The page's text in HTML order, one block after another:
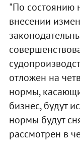
"По состоянию
внесении
отложен на
нормы,
бизнес, будут
нормы будут
рассмотрен в